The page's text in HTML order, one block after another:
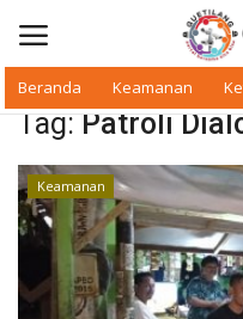
Beranda Keamanan
Masuk
Beranda
Daerah
Tag: Patroli
Keamanan